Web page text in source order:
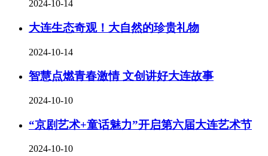
2024-10-14
大连生态奇观！大自然的珍贵礼物
2024-10-14
智慧点燃青春激情 文创讲好大连故事
2024-10-10
“京剧艺术+童话魅力”开启第六届大连艺术节
2024-10-10